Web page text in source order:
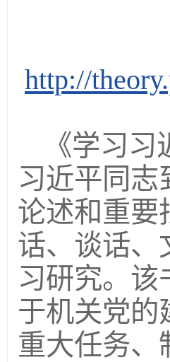
http://
《学习
习近平同
论述和重要
话、谈话、
习研究。该
于机关党的
重大任务、